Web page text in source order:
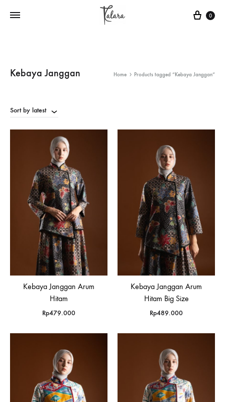
Cart
0
Kebaya Janggan Home Products tagged “Kebaya Janggan”
Sort by latest
Kebaya Janggan Arum
Hitam
Rp479.000
Kebaya Janggan Arum
Hitam Big Size
Rp489.000